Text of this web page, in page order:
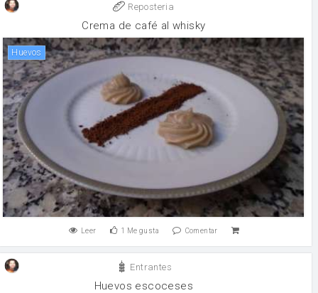
Reposteria
Crema de café al whisky
huevos
Leer 1 Me gusta Comentar
Entrantes
Huevos escoceses